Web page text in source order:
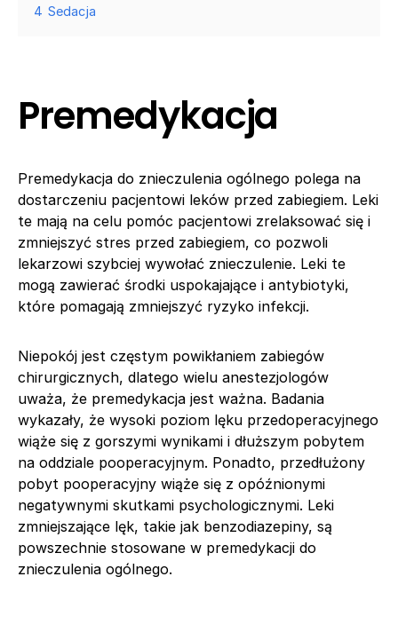
4 Sedacja
Premedykacja
Premedykacja do znieczulenia ogólnego polega na
dostarczeniu pacjentowi leków przed zabiegiem. Leki
te mają na celu pomóc pacjentowi zrelaksować się i
zmniejszyć stres przed zabiegiem, co pozwoli
lekarzowi szybciej wywołać znieczulenie. Leki te
mogą zawierać środki uspokajające i antybiotyki,
które pomagają zmniejszyć ryzyko infekcji.
Niepokój jest częstym powikłaniem zabiegów
chirurgicznych, dlatego wielu anestezjologów
uważa, że premedykacja jest ważna. Badania
wykazały, że wysoki poziom lęku przedoperacyjnego
wiąże się z gorszymi wynikami i dłuższym pobytem
na oddziale pooperacyjnym. Ponadto, przedłużony
pobyt pooperacyjny wiąże się z opóźnionymi
negatywnymi skutkami psychologicznymi. Leki
zmniejszające lęk, takie jak benzodiazepiny, są
powszechnie stosowane w premedykacji do
znieczulenia ogólnego.